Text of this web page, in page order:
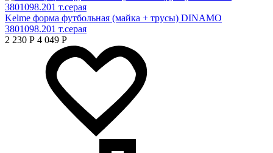
Kelme форма футбольная (майка + трусы) DINAMO
3801098.201 т.серая
2 230 Р 4 049 Р